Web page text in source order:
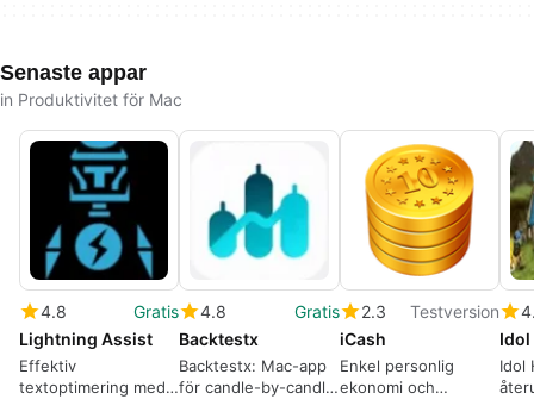
Senaste appar
in Produktivitet för Mac
4.8
Gratis
Lightning Assist
Effektiv
textoptimering med
4.8
Gratis
Backtestx
Backtestx: Mac-app
för candle-by-candle
2.3
Testversion
iCash
Enkel personlig
ekonomi och
Idol
Idol